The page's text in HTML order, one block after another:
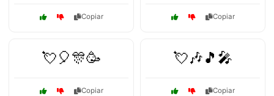
Copiar Copiar
💘🎈🎊🥳
Copiar
💘🎶🎵🎤
Copiar